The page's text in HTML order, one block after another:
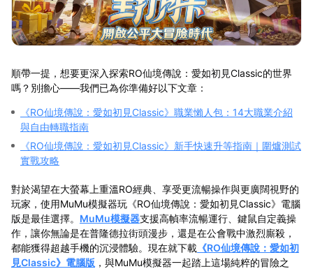
順帶一提，想要更深入探索RO仙境傳說：愛如初見Classic的世界
嗎？別擔心——我們已為你準備好以下文章：
《RO仙境傳說：愛如初見Classic》職業懶人包：14大職業介紹
與自由轉職指南
《RO仙境傳說：愛如初見Classic》新手快速升等指南｜圍爐測試
實戰攻略
對於渴望在大螢幕上重溫RO經典、享受更流暢操作與更廣闊視野的
玩家， 使用MuMu模擬器玩《RO仙境傳說：愛如初見Classic》電腦
版是最佳選擇。 MuMu模擬器支援高幀率流暢運行、鍵鼠自定義操
作，讓你無論是在普隆德拉街頭漫步，還是在公會戰中激烈廝殺，
都能獲得超越手機的沉浸體驗。現在就下載《RO仙境傳說：愛如初
見Classic》電腦版 ，與MuMu模擬器一起踏上這場純粹的冒險之